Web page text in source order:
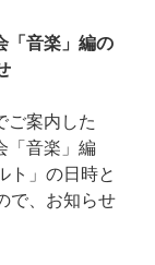
「音楽」編の
ご案内した
「音楽」編
ト」の日時と
で、お知らせ